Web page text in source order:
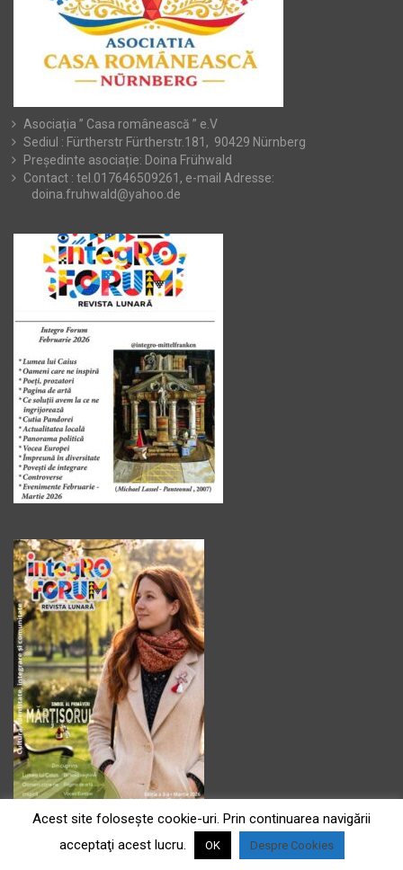
Asociația ” Casa românească ” e.V
Sediul : Fürtherstr Fürtherstr.181, 90429 Nürnberg
Președinte asociație: Doina Frühwald
Contact : tel.017646509261, e-mail Adresse:
doina.fruhwald@yahoo.de
Acest site foloseşte cookie-uri. Prin continuarea navigării
acceptaţi acest lucru.
OK Despre Cookies